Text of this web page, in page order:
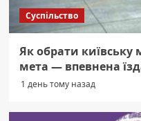
Суспільство
Як обрати
мета — впевнена
1 день тому назад